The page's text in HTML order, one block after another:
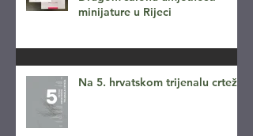
minijature u Rijeci
Na 5. hrvatskom trijenalu crteža